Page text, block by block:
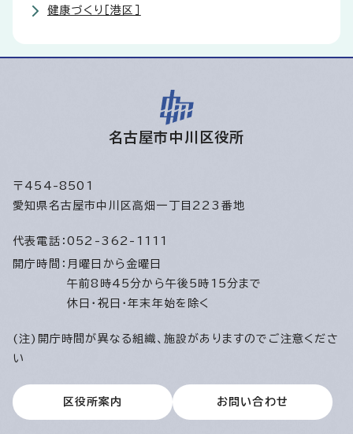
健康づくり［港区］
名古屋市中川区役所
〒454-8501
愛知県名古屋市中川区高畑一丁目223番地
代表電話： 052-362-1111
開庁時間： 月曜日から金曜日
午前8時45分から午後5時15分まで
休日・祝日・年末年始を除く
(注)開庁時間が異なる組織、施設がありますのでご注意くださ
い
区役所案内 お問い合わせ